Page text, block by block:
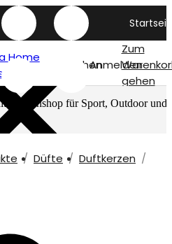
Home
SuchenAnmelden
Zum
gehen
für Sport, Outdoor und
Düfte
Duftkerzen